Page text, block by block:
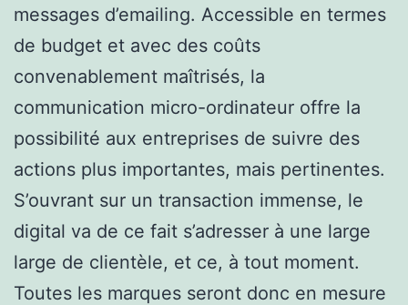
messages d’emailing. Accessible en termes
de budget et avec des coûts
convenablement maîtrisés, la
communication micro-ordinateur offre la
possibilité aux entreprises de suivre des
actions plus importantes, mais pertinentes.
S’ouvrant sur un transaction immense, le
digital va de ce fait s’adresser à une large
large de clientèle, et ce, à tout moment.
Toutes les marques seront donc en mesure